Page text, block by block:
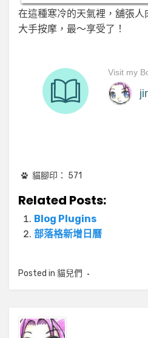
在這種寒冷的天氣裡，舖張
大手按摩，最～享受了！
貓腳印： 571
Related Posts:
Blog Plugins
部落格新增日曆
Posted in 貓兒們